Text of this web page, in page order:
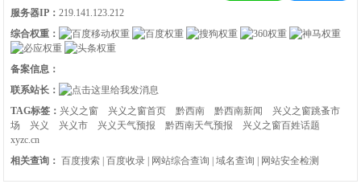
服务器IP：219.141.123.212
综合权重：
备案信息：
联系站长：
TAG标签： 兴义之窗 兴义之窗首页 黔西南 黔西南新闻
兴义之窗跳蚤市
场
兴义 兴义市 兴义天气预报 黔西南天气预报
兴义之窗百姓话题
xyzc.cn
相关查询： 百度搜索 |百度收录 网站综合查询 |域名查询 网站安全检测